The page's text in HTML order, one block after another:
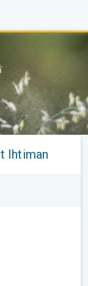
Ihtiman